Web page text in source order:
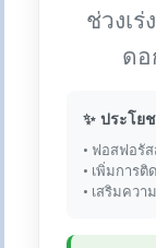
ช่วงเ
ด
✨ ประโย
• ฟอสฟอรัส
• เพิ่มการติ
• เสริมควา